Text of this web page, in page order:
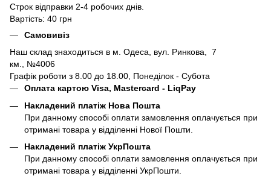
Строк відправки 2-4 робочих днів.
Вартість: 40 грн
Самовивіз
Наш склад знаходиться в м. Одеса, вул. Ринкова, 7
км., №4006
Графік роботи з 8.00 до 18.00, Понеділок - Субота
Оплата картою Visa, Mastercard - LiqPay
Накладений платіж Нова Пошта
При данному способі оплати замовлення оплачується при
отримані товара у відділенні Нової Пошти.
Накладений платіж УкрПошта
При данному способі оплати замовлення оплачується при
отримані товара у відділенні УкрПошти.